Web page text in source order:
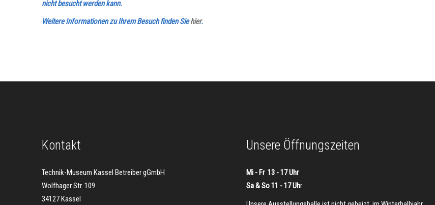
nicht besucht werden kann.
Weitere Informationen zu Ihrem Besuch finden Siehier.
Kontakt
Technik-Museum Kassel Betreiber gGmbH
Wolfhager Str. 109
34127 Kassel
Unsere Öffnungszeiten
Mi - Fr 13 - 17 Uhr
Sa & So 11 - 17 Uhr